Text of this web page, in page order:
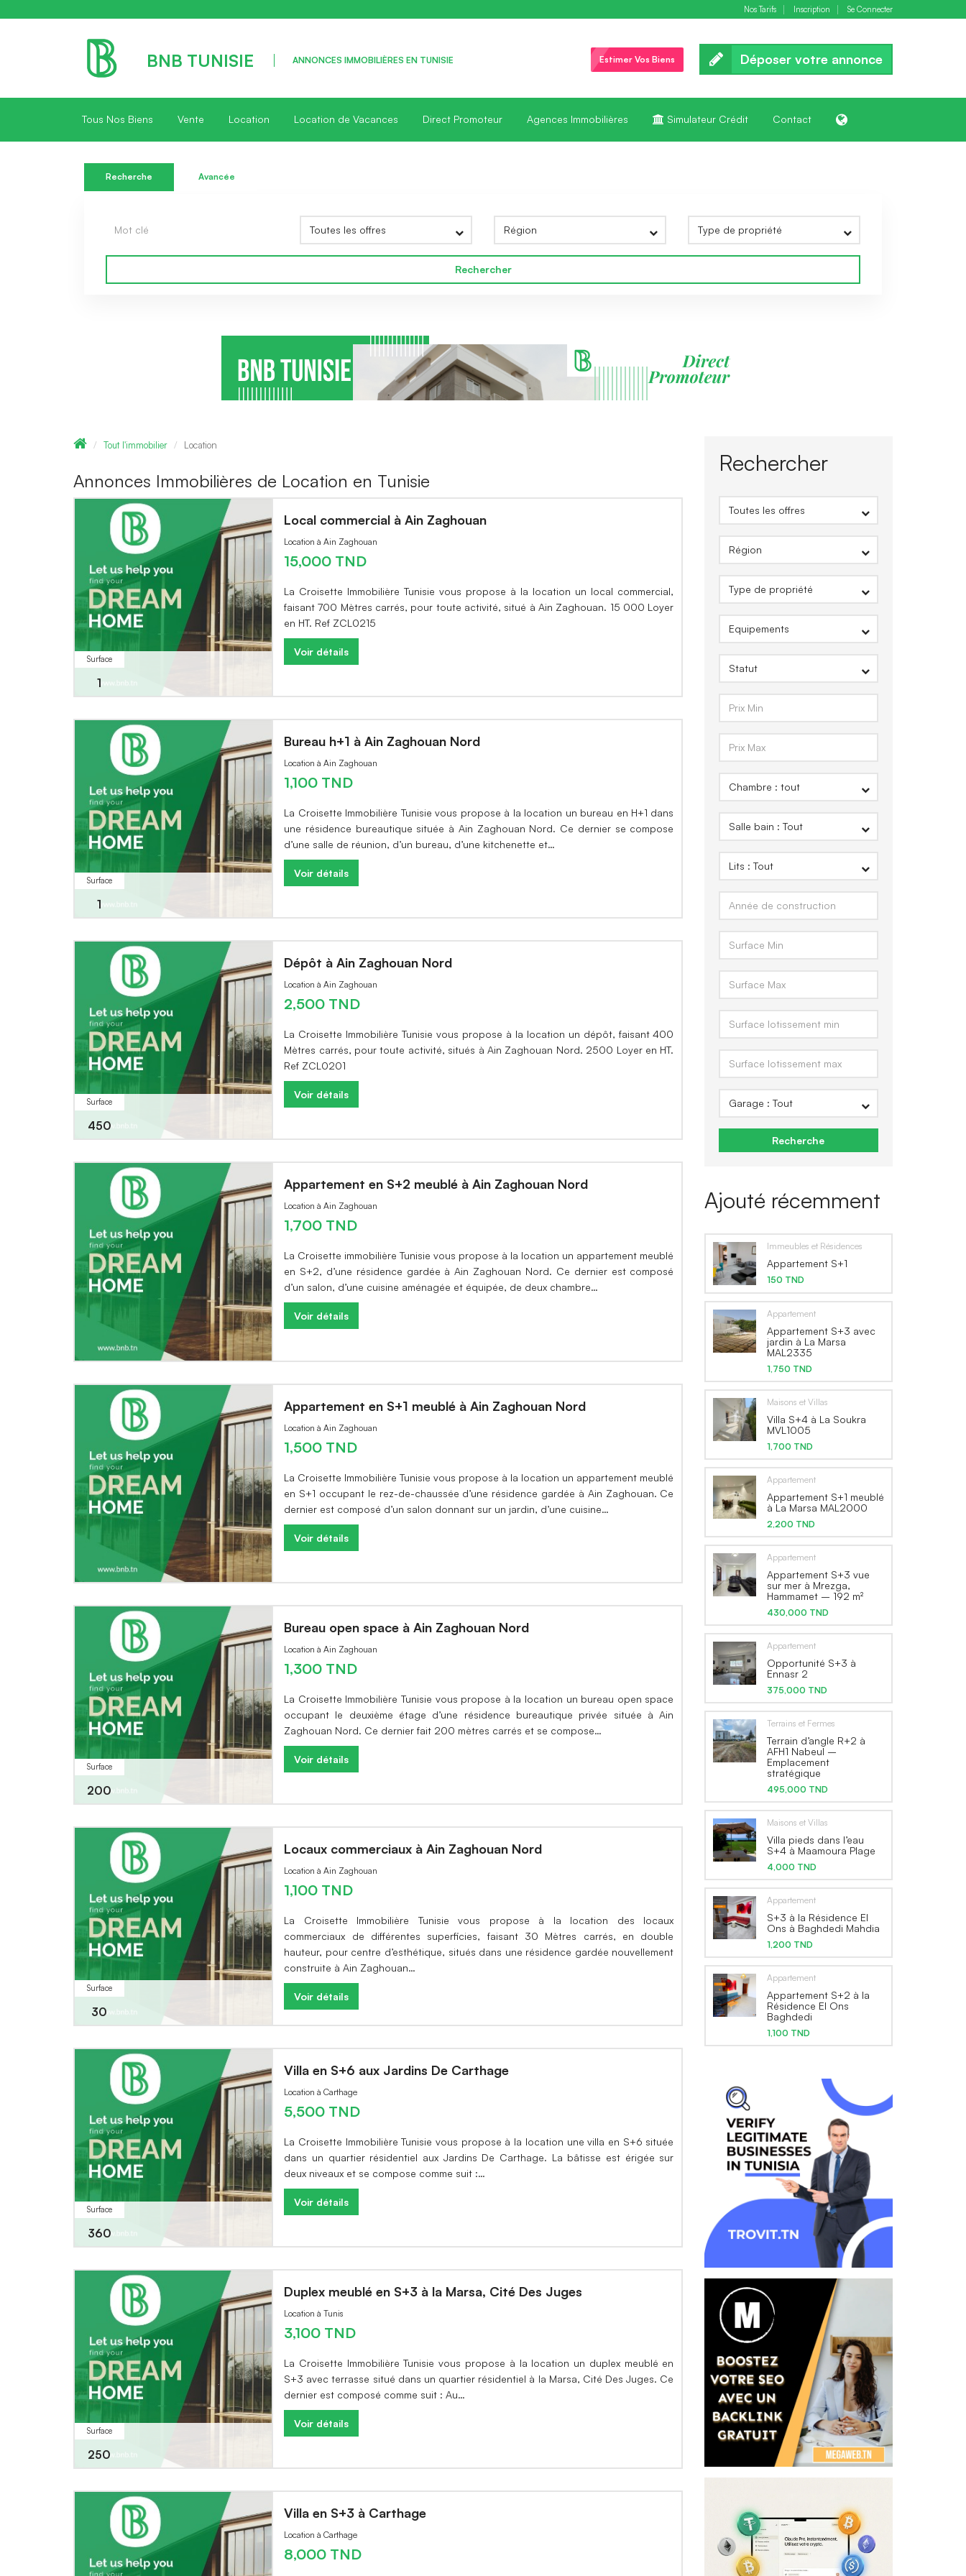
Nos Tarifs Inscription Se Connecter
BNB TUNISIE ANNONCES IMMOBILIÈRES EN TUNISIE Estimer Vos Biens Déposer votre annonce
Tous Nos Biens Vente Location Location de Vacances Direct Promoteur Agences Immobilières Simulateur Crédit Contact
Recherche Avancée
Rechercher
Tout l'immobilier Location
Annonces Immobilières de Location en Tunisie
Surface
1
Local commercial à Ain Zaghouan
Location à Ain Zaghouan
15,000 TND
La Croisette Immobilière Tunisie vous propose à la location un local commercial,
faisant 700 Mètres carrés, pour toute activité, situé à Ain Zaghouan. 15 000 Loyer
en HT. Ref ZCL0215
Voir détails
Surface
1
Bureau h+1 à Ain Zaghouan Nord
Location à Ain Zaghouan
1,100 TND
La Croisette Immobilière Tunisie vous propose à la location un bureau en H+1 dans
une résidence bureautique située à Ain Zaghouan Nord. Ce dernier se compose
d’une salle de réunion, d’un bureau, d’une kitchenette et…
Voir détails
Surface
450
Dépôt à Ain Zaghouan Nord
Location à Ain Zaghouan
2,500 TND
La Croisette Immobilière Tunisie vous propose à la location un dépôt, faisant 400
Mètres carrés, pour toute activité, situés à Ain Zaghouan Nord. 2500 Loyer en HT.
Ref ZCL0201
Voir détails
Appartement en S+2 meublé à Ain Zaghouan Nord
Location à Ain Zaghouan
1,700 TND
La Croisette immobilière Tunisie vous propose à la location un appartement meublé
en S+2, d’une résidence gardée à Ain Zaghouan Nord. Ce dernier est composé
d’un salon, d’une cuisine aménagée et équipée, de deux chambre…
Voir détails
Appartement en S+1 meublé à Ain Zaghouan Nord
Location à Ain Zaghouan
1,500 TND
La Croisette Immobilière Tunisie vous propose à la location un appartement meublé
en S+1 occupant le rez-de-chaussée d’une résidence gardée à Ain Zaghouan. Ce
dernier est composé d’un salon donnant sur un jardin, d’une cuisine…
Voir détails
Surface
200
Bureau open space à Ain Zaghouan Nord
Location à Ain Zaghouan
1,300 TND
La Croisette Immobilière Tunisie vous propose à la location un bureau open space
occupant le deuxième étage d’une résidence bureautique privée située à Ain
Zaghouan Nord. Ce dernier fait 200 mètres carrés et se compose…
Voir détails
Surface
30
Locaux commerciaux à Ain Zaghouan Nord
Location à Ain Zaghouan
1,100 TND
La Croisette Immobilière Tunisie vous propose à la location des locaux
commerciaux de différentes superficies, faisant 30 Mètres carrés, en double
hauteur, pour centre d’esthétique, situés dans une résidence gardée nouvellement
construite à Ain Zaghouan…
Voir détails
Surface
360
Villa en S+6 aux Jardins De Carthage
Location à Carthage
5,500 TND
La Croisette Immobilière Tunisie vous propose à la location une villa en S+6 située
dans un quartier résidentiel aux Jardins De Carthage. La bâtisse est érigée sur
deux niveaux et se compose comme suit :…
Voir détails
Surface
250
Duplex meublé en S+3 à la Marsa, Cité Des Juges
Location à Tunis
3,100 TND
La Croisette Immobilière Tunisie vous propose à la location un duplex meublé en
S+3 avec terrasse situé dans un quartier résidentiel à la Marsa, Cité Des Juges. Ce
dernier est composé comme suit : Au…
Voir détails
Villa en S+3 à Carthage
Location à Carthage
8,000 TND
Rechercher
Recherche
Ajouté récemment
Immeubles et Résidences
Appartement S+1
150 TND
Appartement
Appartement S+3 avec
jardin à La Marsa
MAL2335
1,750 TND
Maisons et Villas
Villa S+4 à La Soukra
MVL1005
1,700 TND
Appartement
Appartement S+1 meublé
à La Marsa MAL2000
2,200 TND
Appartement
Appartement S+3 vue
sur mer à Mrezga,
Hammamet – 192 m²
430,000 TND
Appartement
Opportunité S+3 à
Ennasr 2
375,000 TND
Terrains et Fermes
Terrain d’angle R+2 à
AFH1 Nabeul –
Emplacement
stratégique
495,000 TND
Maisons et Villas
Villa pieds dans l’eau
S+4 à Maamoura Plage
4,000 TND
Appartement
S+3 à la Résidence El
Ons à Baghdedi Mahdia
1,200 TND
Appartement
Appartement S+2 à la
Résidence El Ons
Baghdedi
1,100 TND